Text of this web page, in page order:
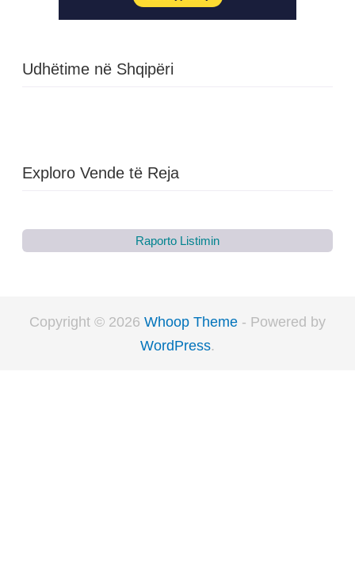
Udhëtime në Shqipëri
Exploro Vende të Reja
Raporto Listimin
Copyright © 2026 Whoop Theme - Powered by
WordPress.